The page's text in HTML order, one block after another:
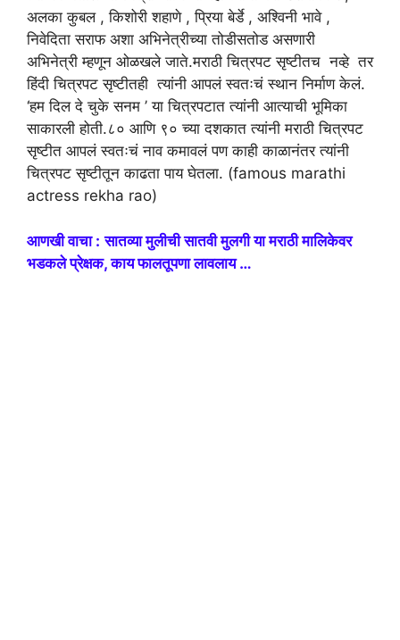
अलका कुबल , किशोरी शहाणे , प्रिया बेर्डे , अश्विनी भावे ,
निवेदिता सराफ अशा अभिनेत्रीच्या तोडीसतोड असणारी
अभिनेत्री म्हणून ओळखले जाते.मराठी चित्रपट सृष्टीतच नव्हे तर
हिंदी चित्रपट सृष्टीतही त्यांनी आपलं स्वतःचं स्थान निर्माण केलं.
‘हम दिल दे चुके सनम ’ या चित्रपटात त्यांनी आत्याची भूमिका
साकारली होती.८० आणि ९० च्या दशकात त्यांनी मराठी चित्रपट
सृष्टीत आपलं स्वतःचं नाव कमावलं पण काही काळानंतर त्यांनी
चित्रपट सृष्टीतून काढता पाय घेतला. (famous marathi
actress rekha rao)
आणखी वाचा : सातव्या मुलीची सातवी मुलगी या मराठी मालिकेवर
भडकले प्रेक्षक, काय फालतूपणा लावलाय …